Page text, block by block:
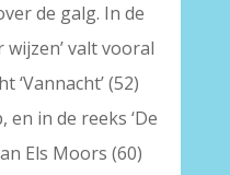
de galg. In de
wijzen’ valt vooral
(52)
in de reeks ‘De
Els Moors (60)